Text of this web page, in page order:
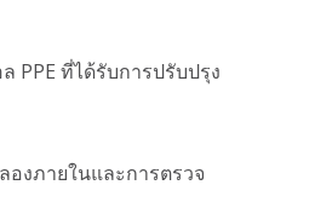
PPE ที่ได้รับการปรับปรุง
งภายในและการตรวจ